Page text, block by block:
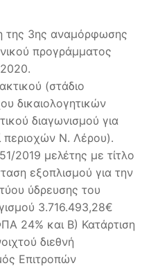
της 3ης αναμόρφωσης
προγράμματος
(στάδιο
δικαιολογητικών
διαγωνισμού για
περιοχών Ν. Λέρου).
2019 μελέτης με τίτλο
εξοπλισμού για την
ύδρευσης του
3.716.493,28€
24% και Β) Κατάρτιση
διεθνή
Επιτροπών